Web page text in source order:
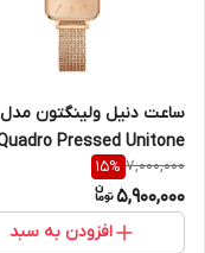
ساعت دنیل ولینگتون مدل
فول رزگلد (زنانه)
7,000,000
15%
5,900,000
افزودن به سبد